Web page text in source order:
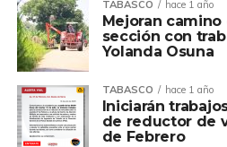
TABASCO hace 1 año
Mejoran camino
sección con
Yolanda Osuna
TABASCO hace 1 año
Iniciarán
de reductor de
de Febrero